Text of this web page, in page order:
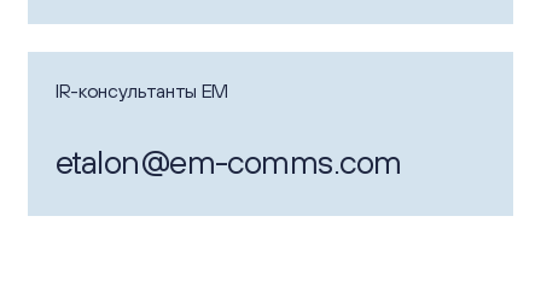
IR-консультанты EM
etalon@em-comms.com